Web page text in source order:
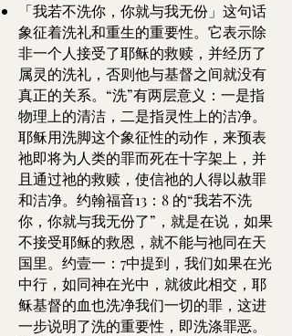
「我若不洗你，你就与我无份」这句话
象征着洗礼和重生的重要性。它表示除
非一个人接受了耶稣的救赎，并经历了
属灵的洗礼，否则他与基督之间就没有
真正的关系。“洗”有两层意义：一是指
物理上的清洁，二是指灵性上的洁净。
耶稣用洗脚这个象征性的动作，来预表
祂即将为人类的罪而死在十字架上，并
且通过祂的救赎，使信祂的人得以赦罪
和洁净。约翰福音13：8 的“我若不洗
你，你就与我无份了”，就是在说，如果
不接受耶稣的救恩，就不能与祂同在天
国里。约壹一：7中提到，我们如果在光
中行，如同神在光中，就彼此相交，耶
稣基督的血也洗净我们一切的罪，这进
一步说明了洗的重要性，即洗涤罪恶。